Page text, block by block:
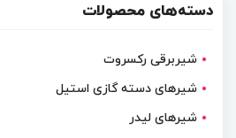
دسته‌های محصولات
شیربرقی رکسروت
شیرهای دسته گازی استیل
شیرهای لیدر